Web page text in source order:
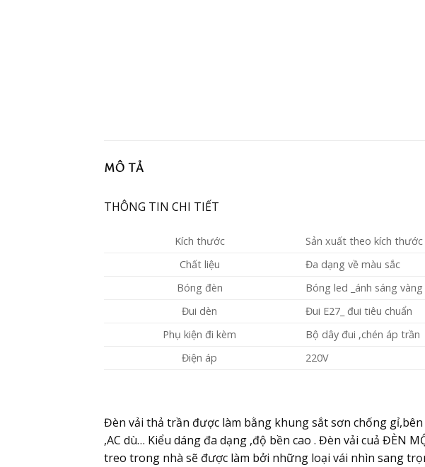
MÔ TẢ
THÔNG TIN CHI TIẾT
Kích thước
Sản xuất theo kích thước
Chất liệu
Đa dạng về màu sắc
Bóng đèn
Bóng led _ánh sáng
Đui dèn
Đui E27_ đui tiêu chuẩn
Phụ kiện đi kèm
Bộ dây đui ,chén áp trần
Điện áp
220V
Đèn vải thả trần được làm bằng khung sắt sơn chống
,AC dù… Kiểu dáng đa dạng ,độ bền cao . Đèn vải cuả ĐÈN
treo trong nhà sẽ được làm bởi những loại vái nhìn sang